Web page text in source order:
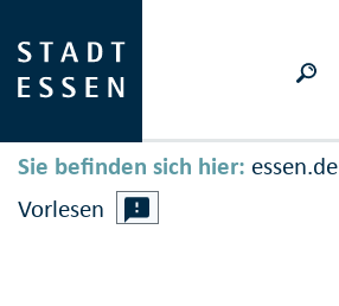
Sie befinden sich hier: essen.de
Vorlesen